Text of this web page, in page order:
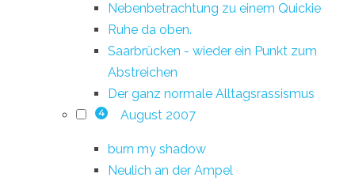
Nebenbetrachtung zu einem Quickie
Ruhe da oben.
Saarbrücken - wieder ein Punkt zum
Abstreichen
Der ganz normale Alltagsrassismus
4 August 2007
burn my shadow
Neulich an der Ampel